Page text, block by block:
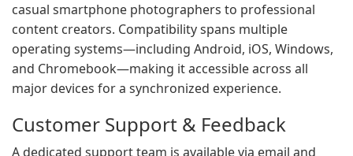
casual smartphone photographers to professional
content creators. Compatibility spans multiple
operating systems—including Android, iOS, Windows,
and Chromebook—making it accessible across all
major devices for a synchronized experience.
Customer Support & Feedback
A dedicated support team is available via email and